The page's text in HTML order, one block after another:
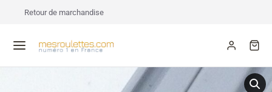
Retour de marchandise